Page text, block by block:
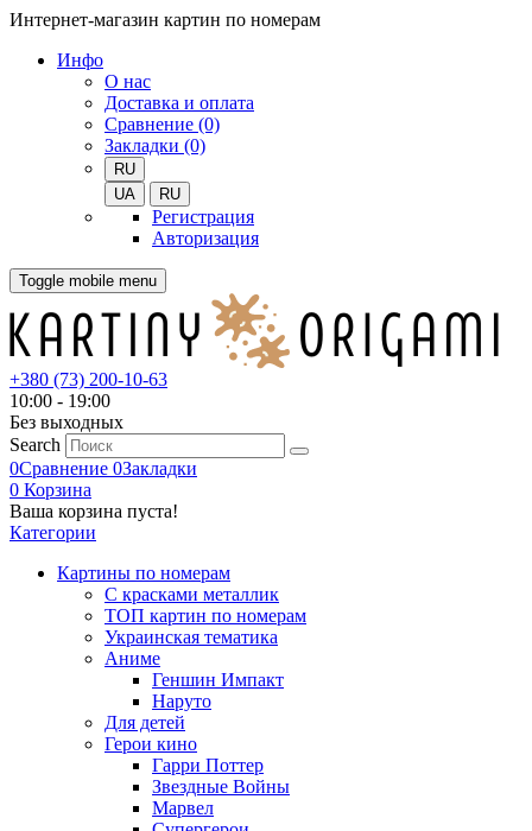
Интернет-магазин картин по номерам
Инфо
О нас
Доставка и оплата
Сравнение (0)
Закладки (0)
RU
UA
RU
Регистрация
Авторизация
Toggle mobile menu
+380 (73) 200-10-63
10:00 - 19:00
Без выходных
Search
0Сравнение 0Закладки
0 Корзина
Ваша корзина пуста!
Категории
Картины по номерам
С красками металлик
ТОП картин по номерам
Украинская тематика
Аниме
Геншин Импакт
Наруто
Для детей
Герои кино
Гарри Поттер
Звездные Войны
Марвел